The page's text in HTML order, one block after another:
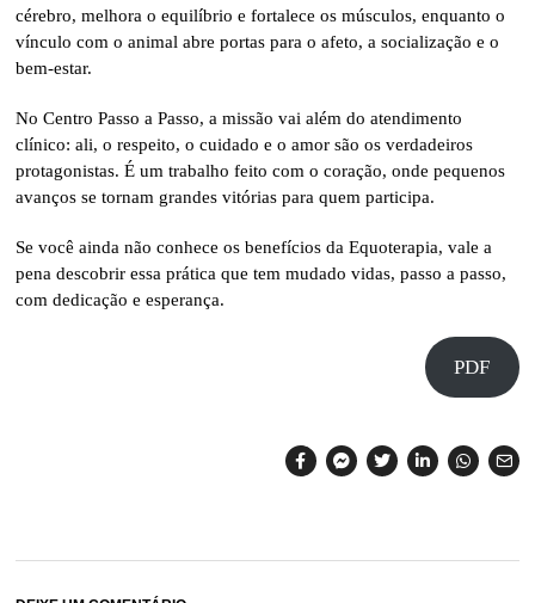
cérebro, melhora o equilíbrio e fortalece os músculos, enquanto o
vínculo com o animal abre portas para o afeto, a socialização e o
bem-estar.
No Centro Passo a Passo, a missão vai além do atendimento
clínico: ali, o respeito, o cuidado e o amor são os verdadeiros
protagonistas. É um trabalho feito com o coração, onde pequenos
avanços se tornam grandes vitórias para quem participa.
Se você ainda não conhece os benefícios da Equoterapia, vale a
pena descobrir essa prática que tem mudado vidas, passo a passo,
com dedicação e esperança.
PDF